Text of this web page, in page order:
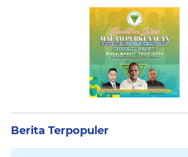
Berita Terpopuler